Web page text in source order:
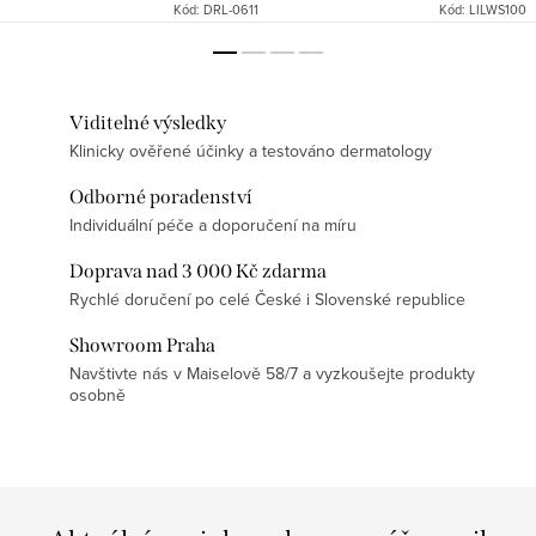
Kód: DRL-0611 Kód: LILWS100
Viditelné výsledky
Klinicky ověřené účinky a testováno dermatology
Odborné poradenství
Individuální péče a doporučení na míru
Doprava nad 3 000 Kč zdarma
Rychlé doručení po celé České i Slovenské republice
Showroom Praha
Navštivte nás v Maiselově 58/7 a vyzkoušejte produkty
osobně